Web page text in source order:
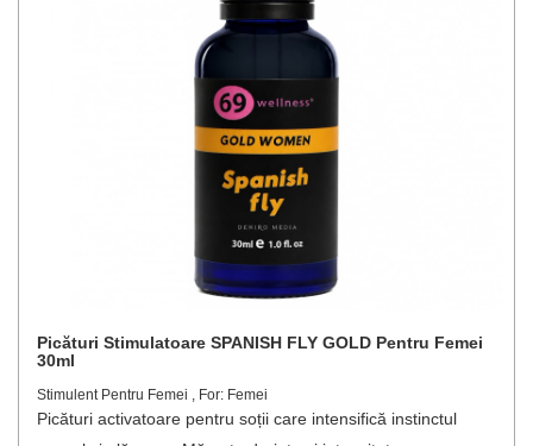
Picături Stimulatoare SPANISH FLY GOLD Pentru Femei
30ml
Stimulent Pentru Femei , For: Femei
Picături activatoare pentru soții care intensifică instinctul